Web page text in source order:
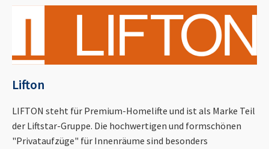
Lifton
LIFTON steht für Premium-Homelifte und ist als Marke Teil
der Liftstar-Gruppe. Die hochwertigen und formschönen
"Privataufzüge" für Innenräume sind besonders